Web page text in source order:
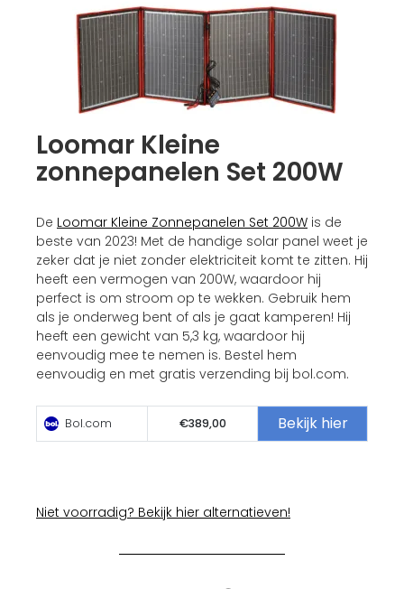
Loomar Kleine
zonnepanelen Set 200W
De Loomar Kleine Zonnepanelen Set 200W is de
beste van 2023! Met de handige solar panel weet je
zeker dat je niet zonder elektriciteit komt te zitten. Hij
heeft een vermogen van 200W, waardoor hij
perfect is om stroom op te wekken. Gebruik hem
als je onderweg bent of als je gaat kamperen! Hij
heeft een gewicht van 5,3 kg, waardoor hij
eenvoudig mee te nemen is. Bestel hem
eenvoudig en met gratis verzending bij bol.com.
Bol.com €389,00 Bekijk hier
Niet voorradig? Bekijk hier alternatieven!